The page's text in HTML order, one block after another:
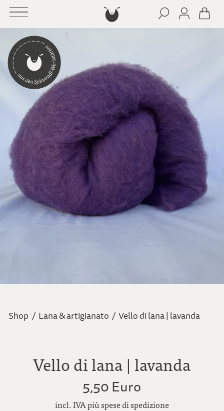
Shop / Lana & artigianato / Vello di lana | lavanda
Vello di lana | lavanda
5,50 Euro
incl. IVA più spese di spedizione